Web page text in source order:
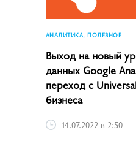
АНАЛИТИКА, ПОЛЕЗНОЕ
Выход на новый
данных Google
переход с
бизнеса
14.07.2022 в 2:50